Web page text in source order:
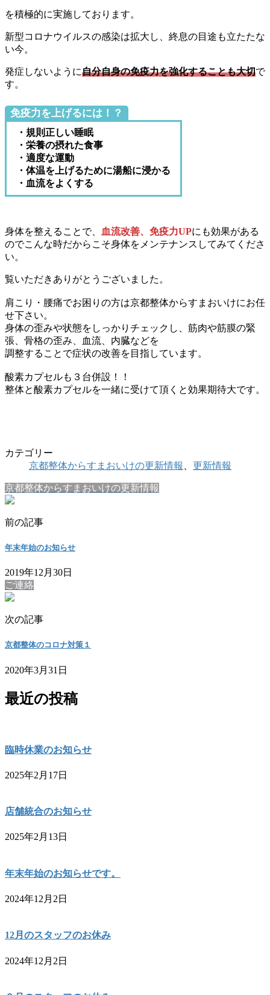
を積極的に実施しております。
新型コロナウイルスの感染は拡大し、終息の目途も立たたな
い今。
発症しないように自分自身の免疫力を強化することも大切で
す。
免疫力を上げるには！？
・規則正しい睡眠
・栄養の摂れた食事
・適度な運動
・体温を上げるために湯船に浸かる
・血流をよくする
身体を整えることで、 血流改善、免疫力UPにも効果がある
のでこんな時だからこそ身体をメンテナンスしてみてくださ
い。
覧いただきありがとうございました。
肩こり・腰痛でお困りの方は京都整体からすまおいけにお任
せ下さい。
身体の歪みや状態をしっかりチェックし、筋肉や筋膜の緊
張、骨格の歪み、血流、内臓などを
調整することで症状の改善を目指しています。
酸素カプセルも３台併設！！
整体と酸素カプセルを一緒に受けて頂くと効果期待大です。
カテゴリー
京都整体からすまおいけの更新情報
更新情報
京都整体からすまおいけの更新情報
前の記事
年末年始のお知らせ
2019年12月30日
ご連絡
次の記事
京都整体のコロナ対策１
2020年3月31日
最近の投稿
臨時休業のお知らせ
2025年2月17日
店舗統合のお知らせ
2025年2月13日
年末年始のお知らせです。
2024年12月2日
12月のスタッフのお休み
2024年12月2日